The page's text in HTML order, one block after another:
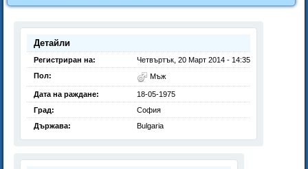
Детайли
Регистриран на:
Четвъртък, 20 Март 2014 - 14:35
Пол:
Мъж
Дата на раждане:
18-05-1975
Град:
София
Държава:
Bulgaria